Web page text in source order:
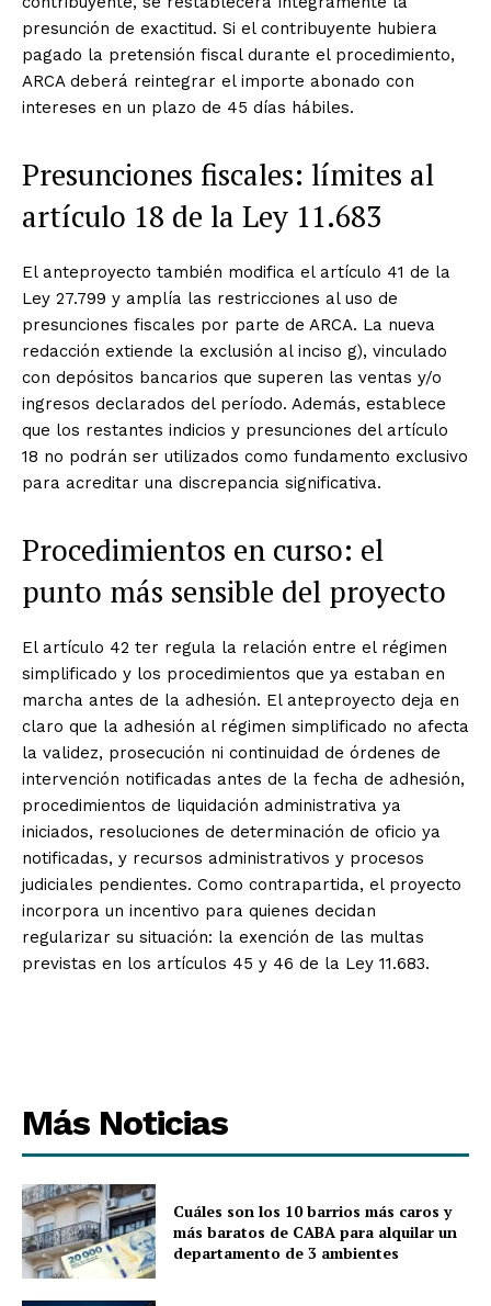
presunción de exactitud. Si el contribuyente hubiera
pagado la pretensión fiscal durante el procedimiento,
ARCA deberá reintegrar el importe abonado con
intereses en un plazo de 45 días hábiles.
Presunciones fiscales: límites al
artículo 18 de la Ley 11.683
El anteproyecto también modifica el artículo 41 de la
Ley 27.799 y amplía las restricciones al uso de
presunciones fiscales por parte de ARCA. La nueva
redacción extiende la exclusión al inciso g), vinculado
con depósitos bancarios que superen las ventas y/o
ingresos declarados del período. Además, establece
que los restantes indicios y presunciones del artículo
18 no podrán ser utilizados como fundamento exclusivo
para acreditar una discrepancia significativa.
Procedimientos en curso: el
punto más sensible del proyecto
El artículo 42 ter regula la relación entre el régimen
simplificado y los procedimientos que ya estaban en
marcha antes de la adhesión. El anteproyecto deja en
claro que la adhesión al régimen simplificado no afecta
la validez, prosecución ni continuidad de órdenes de
intervención notificadas antes de la fecha de adhesión,
procedimientos de liquidación administrativa ya
iniciados, resoluciones de determinación de oficio ya
notificadas, y recursos administrativos y procesos
judiciales pendientes. Como contrapartida, el proyecto
incorpora un incentivo para quienes decidan
regularizar su situación: la exención de las multas
previstas en los artículos 45 y 46 de la Ley 11.683.
Más Noticias
Cuáles son los 10 barrios más caros y
más baratos de CABA para alquilar un
departamento de 3 ambientes